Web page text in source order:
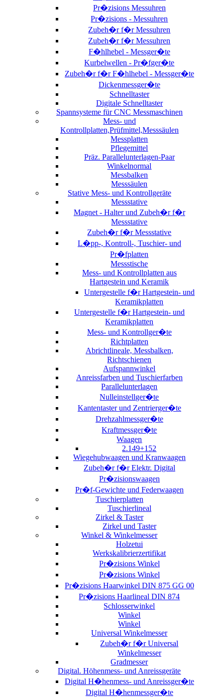
Pr�zisions Messuhren
Pr�zisions - Messuhren
Zubeh�r f�r Messuhren
Zubeh�r f�r Messuhren
F�hlhebel - Messger�te
Kurbelwellen - Pr�fger�te
Zubeh�r f�r F�hlhebel - Messger�te
Dickenmessger�te
Schnelltaster
Digitale Schnelltaster
Spannsysteme für CNC Messmaschinen
Mess- und
Kontrollplatten,Prüfmittel,Messsäulen
Messplatten
Pflegemittel
Präz. Parallelunterlagen-Paar
Winkelnormal
Messbalken
Messsäulen
Stative Mess- und Kontrollgeräte
Messstative
Magnet - Halter und Zubeh�r f�r
Messstative
Zubeh�r f�r Messstative
L�pp-, Kontroll-, Tuschier- und
Pr�fplatten
Messstische
Mess- und Kontrollplatten aus
Hartgestein und Keramik
Untergestelle f�r Hartgestein- und
Keramikplatten
Untergestelle f�r Hartgestein- und
Keramikplatten
Mess- und Kontrollger�te
Richtplatten
Abrichtlineale, Messbalken,
Richtschienen
Aufspannwinkel
Anreissfarben und Tuschierfarben
Parallelunterlagen
Nulleinstellger�te
Kantentaster und Zentrierger�te
Drehzahlmessger�te
Kraftmessger�te
Waagen
2.149+152
Wiegehubwaagen und Kranwaagen
Zubeh�r f�r Elektr. Digital
Pr�zisionswaagen
Pr�f-Gewichte und Federwaagen
Tuschierplatten
Tuschierlineal
Zirkel & Taster
Zirkel und Taster
Winkel & Winkelmesser
Holzetui
Werkskalibrierzertifikat
Pr�zisions Winkel
Pr�zisions Winkel
Pr�zisions Haarwinkel DIN 875 GG 00
Pr�zisions Haarlineal DIN 874
Schlosserwinkel
Winkel
Winkel
Universal Winkelmesser
Zubeh�r f�r Universal
Winkelmesser
Gradmesser
Digital. Höhenmess- und Anreissgeräte
Digital H�henmess- und Anreissger�te
Digital H�henmessger�te